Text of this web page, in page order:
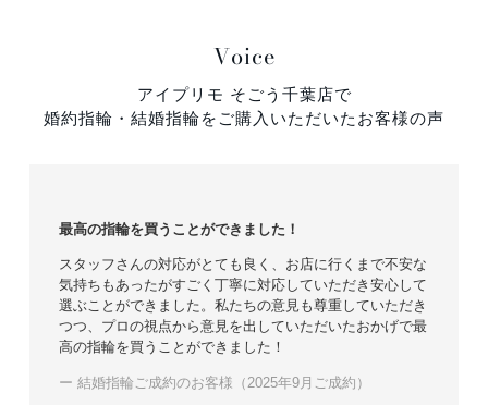
Voice
アイプリモ そごう千葉店で
婚約指輪・結婚指輪をご購入いただいたお客様の声
最高の指輪を買うことができました！
スタッフさんの対応がとても良く、お店に行くまで不安な
気持ちもあったがすごく丁寧に対応していただき安心して
選ぶことができました。私たちの意見も尊重していただき
つつ、プロの視点から意見を出していただいたおかげで最
高の指輪を買うことができました！
ー 結婚指輪ご成約のお客様（2025年9月ご成約）